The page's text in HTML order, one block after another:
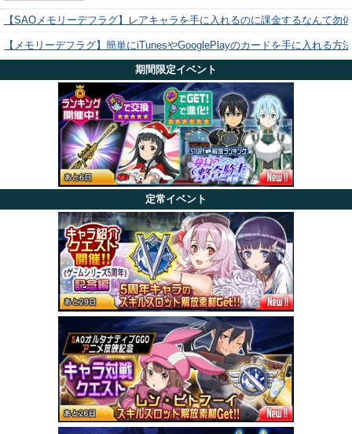
【SAOメモリーデフラグ】レアキャラを手に入れるのに課金するなんて勿
【メモリーデフラグ】簡単にiTunesやGooglePlayのカードを手に入れる方
期間限定イベント
定常イベント